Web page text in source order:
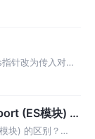
。写法如下： 2.
针改为传入对象
用方式和效果完
(ES模块) 的
块) 的区别？